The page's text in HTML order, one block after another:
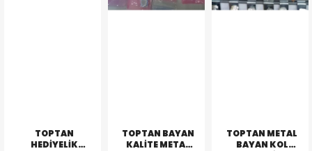
TOPTAN
HEDIYELIK
TOPTAN BAYAN
KALITE METAL
TOPTAN METAL
BAYAN KOL